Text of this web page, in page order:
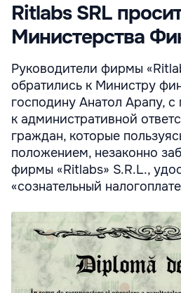
Ritlabs SRL
Министерства
Руководители фирмы
обратились к Министру
господину Анатол Арапу,
к административной
граждан, которые
положением, незаконно
фирмы «Ritlabs» S.R.L.,
«сознательный